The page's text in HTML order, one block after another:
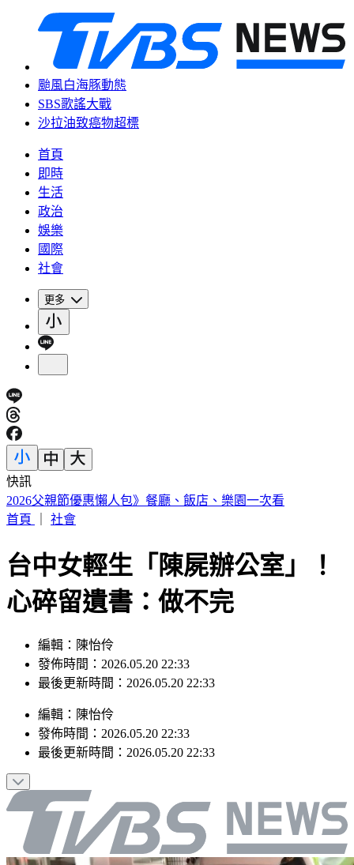
颱風白海豚動態
SBS歌謠大戰
沙拉油致癌物超標
首頁
即時
生活
政治
娛樂
國際
社會
更多
快訊
3字華語天王」爆私生子！周杰倫衰被捲入 杰威爾不忍了喊
告
台中女輕生「陳屍辦公室」！
心碎留遺書：做不完
編輯：陳怡伶
發佈時間：2026.05.20 22:33
編輯：陳怡伶
發佈時間：2026.05.20 22:33